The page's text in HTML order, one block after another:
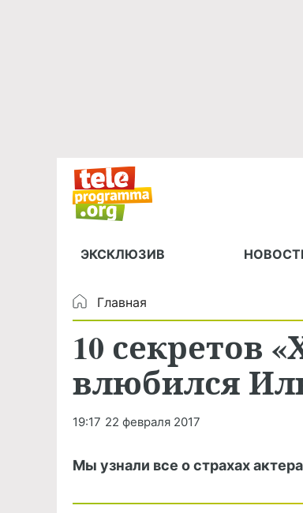
ЭКСКЛЮЗИВ
Главная
10 секретов
влюбился
19:17 22 февраля 2017
Мы узнали все о страхах